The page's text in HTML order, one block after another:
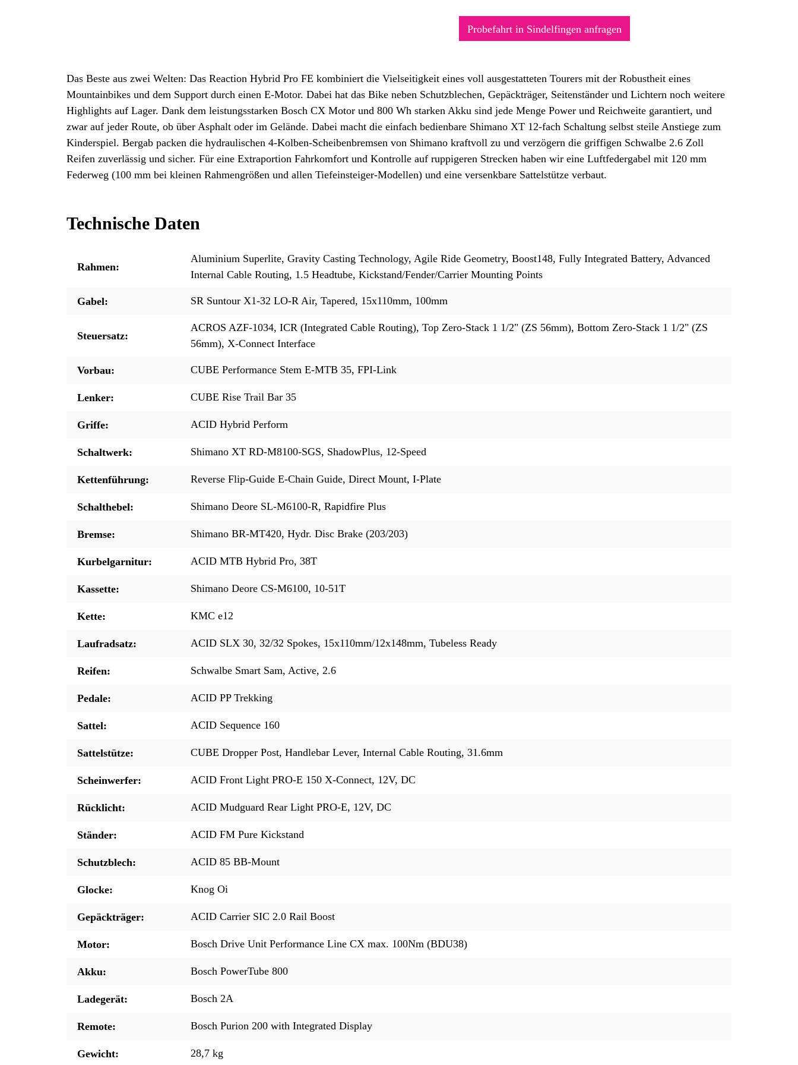
Probefahrt in Sindelfingen anfragen
Das Beste aus zwei Welten: Das Reaction Hybrid Pro FE kombiniert die Vielseitigkeit eines voll ausgestatteten Tourers mit der Robustheit eines
Mountainbikes und dem Support durch einen E-Motor. Dabei hat das Bike neben Schutzblechen, Gepäckträger, Seitenständer und Lichtern noch weitere
Highlights auf Lager. Dank dem leistungsstarken Bosch CX Motor und 800 Wh starken Akku sind jede Menge Power und Reichweite garantiert, und
zwar auf jeder Route, ob über Asphalt oder im Gelände. Dabei macht die einfach bedienbare Shimano XT 12-fach Schaltung selbst steile Anstiege zum
Kinderspiel. Bergab packen die hydraulischen 4-Kolben-Scheibenbremsen von Shimano kraftvoll zu und verzögern die griffigen Schwalbe 2.6 Zoll
Reifen zuverlässig und sicher. Für eine Extraportion Fahrkomfort und Kontrolle auf ruppigeren Strecken haben wir eine Luftfedergabel mit 120 mm
Federweg (100 mm bei kleinen Rahmengrößen und allen Tiefeinsteiger-Modellen) und eine versenkbare Sattelstütze verbaut.
Technische Daten
Rahmen:
Aluminium Superlite, Gravity Casting Technology, Agile Ride Geometry, Boost148, Fully Integrated Battery, Advanced
Internal Cable Routing, 1.5 Headtube, Kickstand/Fender/Carrier Mounting Points
Gabel: SR Suntour X1-32 LO-R Air, Tapered, 15x110mm, 100mm
Steuersatz:
ACROS AZF-1034, ICR (Integrated Cable Routing), Top Zero-Stack 1 1/2" (ZS 56mm), Bottom Zero-Stack 1 1/2" (ZS
56mm), X-Connect Interface
Vorbau: CUBE Performance Stem E-MTB 35, FPI-Link
Lenker: CUBE Rise Trail Bar 35
Griffe: ACID Hybrid Perform
Schaltwerk: Shimano XT RD-M8100-SGS, ShadowPlus, 12-Speed
Kettenführung: Reverse Flip-Guide E-Chain Guide, Direct Mount, I-Plate
Schalthebel: Shimano Deore SL-M6100-R, Rapidfire Plus
Bremse: Shimano BR-MT420, Hydr. Disc Brake (203/203)
Kurbelgarnitur: ACID MTB Hybrid Pro, 38T
Kassette: Shimano Deore CS-M6100, 10-51T
Kette: KMC e12
Laufradsatz: ACID SLX 30, 32/32 Spokes, 15x110mm/12x148mm, Tubeless Ready
Reifen: Schwalbe Smart Sam, Active, 2.6
Pedale: ACID PP Trekking
Sattel: ACID Sequence 160
Sattelstütze: CUBE Dropper Post, Handlebar Lever, Internal Cable Routing, 31.6mm
Scheinwerfer: ACID Front Light PRO-E 150 X-Connect, 12V, DC
Rücklicht: ACID Mudguard Rear Light PRO-E, 12V, DC
Ständer: ACID FM Pure Kickstand
Schutzblech: ACID 85 BB-Mount
Glocke: Knog Oi
Gepäckträger: ACID Carrier SIC 2.0 Rail Boost
Motor: Bosch Drive Unit Performance Line CX max. 100Nm (BDU38)
Akku: Bosch PowerTube 800
Ladegerät: Bosch 2A
Remote: Bosch Purion 200 with Integrated Display
Gewicht: 28,7 kg